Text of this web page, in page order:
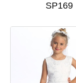
SP169